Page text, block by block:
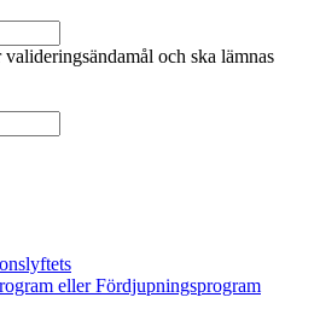
och ska lämnas
eller Fördjupningsprogram